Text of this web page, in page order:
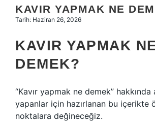
Hakkımızda
KAVIR YAPMAK NE
Tarih: Haziran 26, 2026
KAVIR YAPMAK
DEMEK?
“Kavır yapmak ne demek” hakkında
yapanlar için hazırlanan bu içerikte
noktalara değineceğiz.